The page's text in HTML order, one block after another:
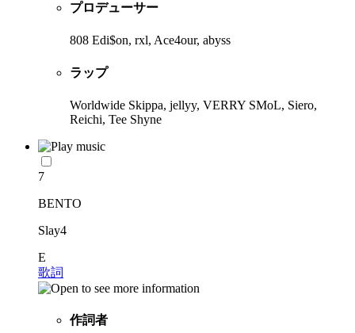
プロデューサー
808 Edi$on, rxl, Ace4our, abyss
ラップ
Worldwide Skippa, jellyy, VERRY SMoL, Siero,
Reichi, Tee Shyne
7
BENTO
Slay4
E
歌詞
作詞者